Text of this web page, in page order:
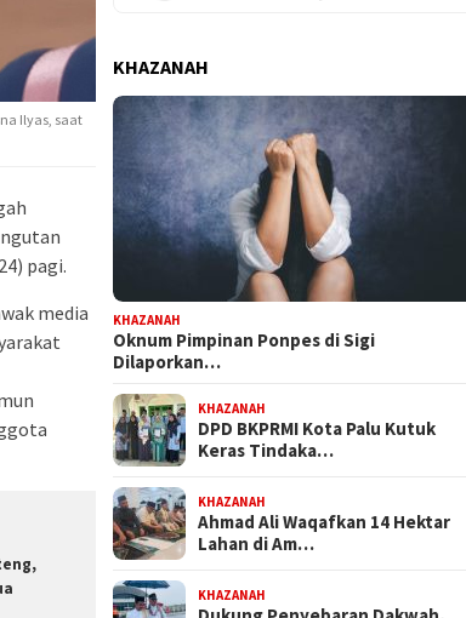
Ilyas, saat
pagi.
media
KHAZANAH
KHAZANAH
Oknum Pimpinan Ponpes di Sigi
Dilaporkan…
KHAZANAH
DPD BKPRMI Kota Palu Kutuk
Keras Tindaka…
KHAZANAH
Ahmad Ali Waqafkan 14 Hektar
Lahan di Am…
KHAZANAH